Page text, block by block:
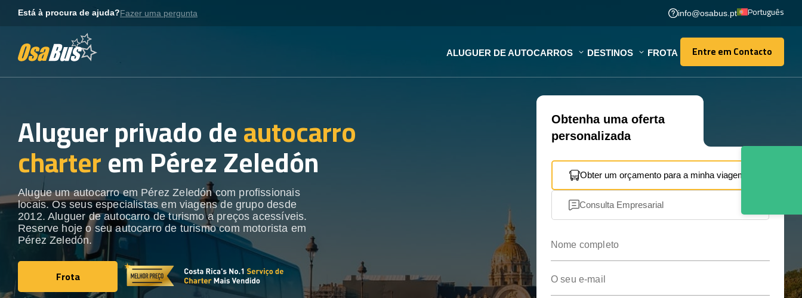
Está à procura de ajuda?Fazer uma pergunta info@osabus.pt Português
ALUGUER DE AUTOCARROS DESTINOS FROTA Entre em Contacto
Entre em Contacto
Aluguer privado deautocarro
charterem Pérez Zeledón
Alugue um autocarro em Pérez Zeledón com profissionais
locais. Os seus especialistas em viagens de grupo desde
2012. Aluguer de autocarro de turismo a preços acessíveis.
Reserve hoje o seu autocarro de turismo com motorista em
Pérez Zeledón.
Frota
Frota
Obtenha uma oferta
personalizada
Obter um orçamento para a minha viagem
Consulta Empresarial